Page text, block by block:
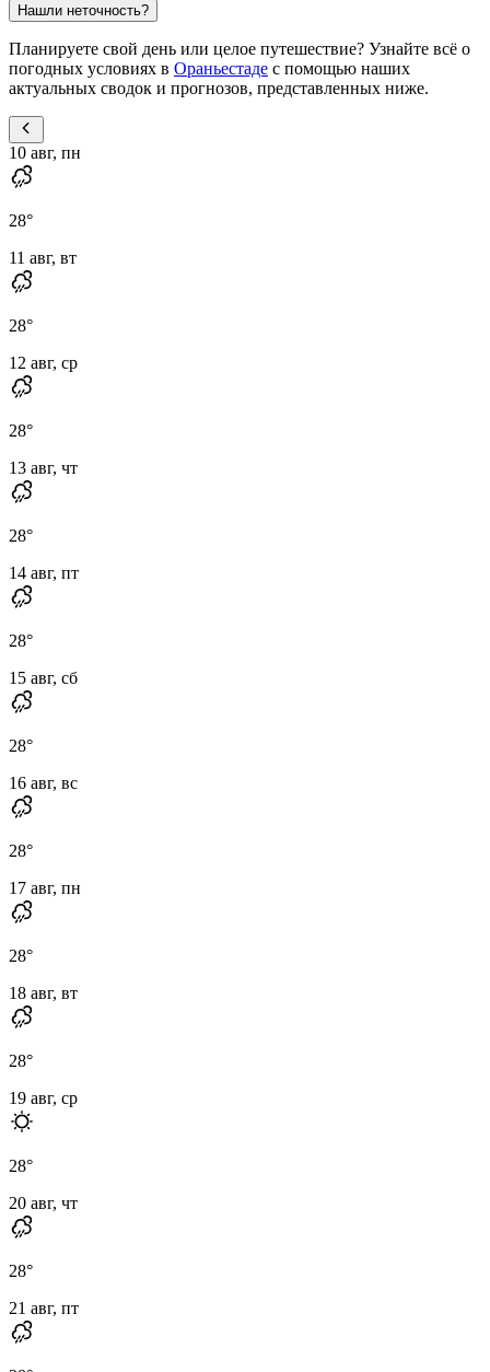
Нашли неточность?
Планируете свой день или целое путешествие? Узнайте всё о
погодных условиях в Ораньестаде с помощью наших
актуальных сводок и прогнозов, представленных ниже.
10 авг, пн
28°
11 авг, вт
28°
12 авг, ср
28°
13 авг, чт
28°
14 авг, пт
28°
15 авг, сб
28°
16 авг, вс
28°
17 авг, пн
28°
18 авг, вт
28°
19 авг, ср
28°
20 авг, чт
28°
21 авг, пт